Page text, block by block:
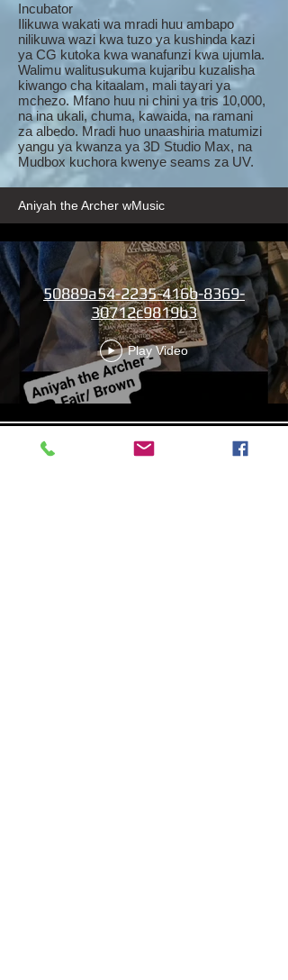
Incubator
Ilikuwa wakati wa mradi huu ambapo
nilikuwa wazi kwa tuzo ya kushinda kazi
ya CG kutoka kwa wanafunzi kwa ujumla.
Walimu walitusukuma kujaribu kuzalisha
kiwango cha kitaalam, mali tayari ya
mchezo. Mfano huu ni chini ya tris 10,000,
na ina ukali, chuma, kawaida, na ramani
za albedo. Mradi huo unaashiria matumizi
yangu ya kwanza ya 3D Studio Max, na
Mudbox kuchora kwenye seams za UV.
Aniyah the Archer wMusic
50889a54-2235-416b-8369-
30712c9819b3
Play Video